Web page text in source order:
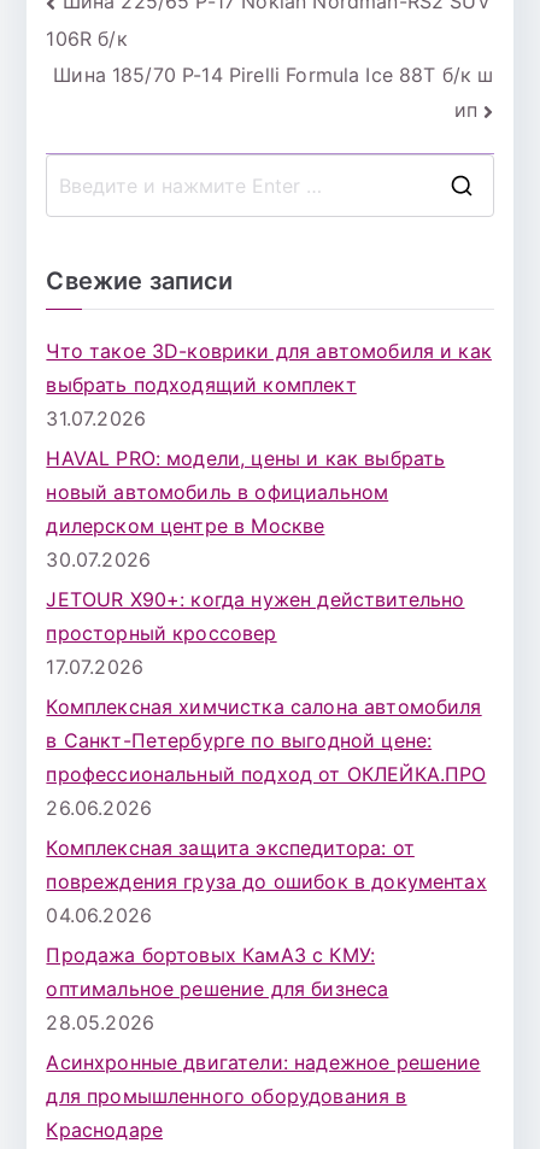
по
106R б/к
Шина 185/70 Р-14 Pirelli Formula Ice 88T б/к ш
ип
Свежие записи
Что такое 3D-коврики для автомобиля и как
выбрать подходящий комплект
31.07.2026
HAVAL PRO: модели, цены и как выбрать
новый автомобиль в официальном
дилерском центре в Москве
30.07.2026
JETOUR X90+: когда нужен действительно
просторный кроссовер
17.07.2026
Комплексная химчистка салона автомобиля
в Санкт-Петербурге по выгодной цене:
профессиональный подход от ОКЛЕЙКА.ПРО
26.06.2026
Комплексная защита экспедитора: от
повреждения груза до ошибок в документах
04.06.2026
Продажа бортовых КамАЗ с КМУ:
оптимальное решение для бизнеса
28.05.2026
Асинхронные двигатели: надежное решение
для промышленного оборудования в
Краснодаре